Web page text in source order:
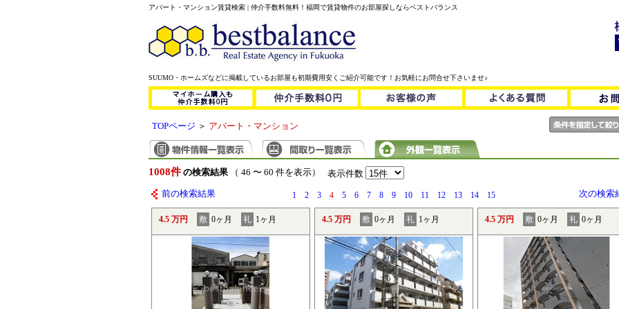
アパート・マンション賃貸検索 | 仲介手数料無料！福岡で賃貸物件のお部屋探しならベストバランス
SUUMO・ホームズなどに掲載しているお部屋も初期費用安くご紹介可能です！お気軽にお問合せ下さいませ♪
TOPページ ＞ アパート・マンション
1008件 の検索結果（ 46 〜 60 件を表示） 表示件数
前の検索結果 1 2 3 4 5 6 7 8 9 10 11 12 13 14 15 次の検索
4.5 万円 敷 0ヶ月 礼 1ヶ月 4.5 万円 敷 0ヶ月 礼 1ヶ月 4.5 万円 敷 0ヶ月 礼 0ヶ月